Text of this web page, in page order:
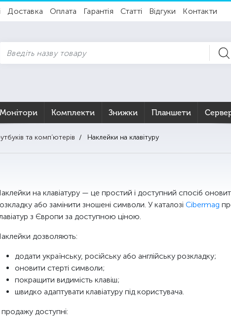
Доставка Оплата Гарантія Статті Відгуки Контакти
Монітори Комплекти Знижки Планшети
та комп’ютерів Наклейки на клавітуру
на клавіатуру — це простий і доступний спосіб
або замінити зношені символи. У каталозі Cibermag
з Європи за доступною ціною.
дозволяють:
додати українську, російську або англійську розкладку;
оновити стерті символи;
покращити видимість клавіш;
швидко адаптувати клавіатуру під користувача.
доступні: